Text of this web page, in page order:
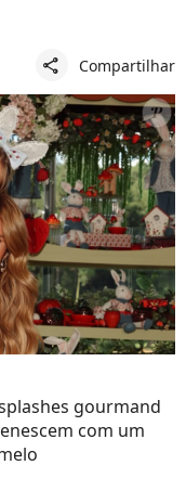
share Compartilhar
gourmand
com um